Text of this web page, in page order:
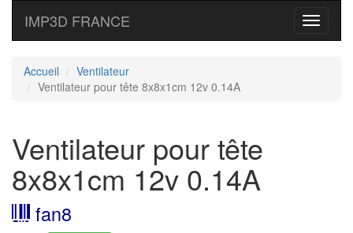
Toggle
IMP3D FRANCE
Accueil
Ventilateur
Ventilateur pour tête 8x8x1cm 12v 0.14A
Ventilateur pour tête
8x8x1cm 12v 0.14A
fan8